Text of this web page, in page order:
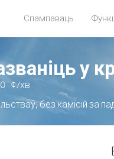
Спампаваць
у
¢/хв
без камісій за